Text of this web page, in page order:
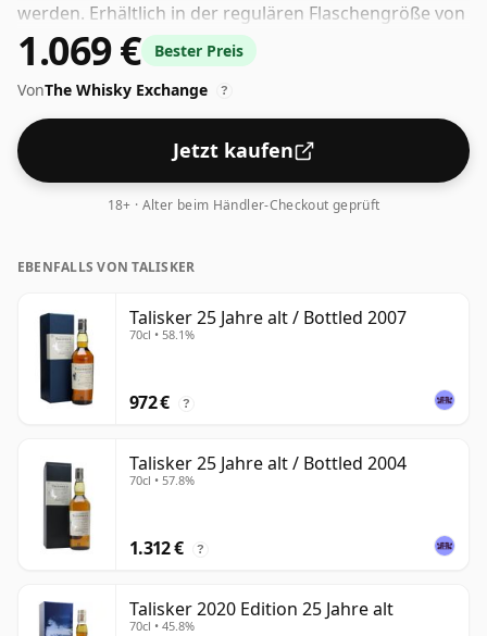
werden. Erhältlich in der regulären Flaschengröße von
70 cl.
1.069 €
Bester Preis
VonThe Whisky Exchange ?
Jetzt kaufen
18+ · Alter beim Händler-Checkout geprüft
EBENFALLS VON TALISKER
Talisker 25 Jahre alt / Bottled 2007
70cl • 58.1%
972 € ?
Talisker 25 Jahre alt / Bottled 2004
70cl • 57.8%
1.312 € ?
Talisker 2020 Edition 25 Jahre alt
70cl • 45.8%